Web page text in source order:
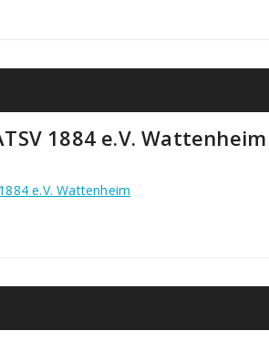
1884 e.V. Wattenheim
e.V. Wattenheim